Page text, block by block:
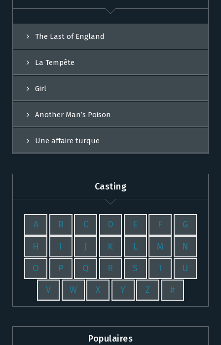
The Last of England
La Tempête
Girl
Another Man’s Poison
Une affaire turque
Casting
A B C D E F G
H I J K L M N
O P Q R S T U
V W X Y Z #
Populaires